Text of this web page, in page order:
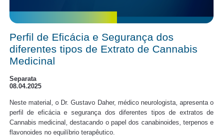
Perfil de Eficácia e Segurança dos
diferentes tipos de Extrato de Cannabis
Medicinal
Separata
08.04.2025
Neste material, o Dr. Gustavo Daher, médico neurologista, apresenta o
perfil de eficácia e segurança dos diferentes tipos de extratos de
Cannabis medicinal, destacando o papel dos canabinoides, terpenos e
flavonoides no equilíbrio terapêutico.